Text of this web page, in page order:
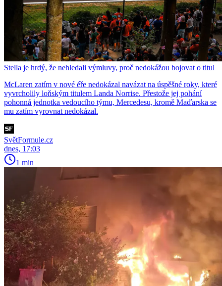
Stella je hrdý, že nehledali výmluvy, proč nedokážou bojovat o titul
McLaren zatím v nové éře nedokázal navázat na úspěšné roky, které
vyvrcholily loňským titulem Landa Norrise. Přestože jej pohání
pohonná jednotka vedoucího týmu, Mercedesu, kromě Maďarska se
mu zatím vyrovnat nedokázal.
SvětFormule.cz
dnes, 17:03
1 min